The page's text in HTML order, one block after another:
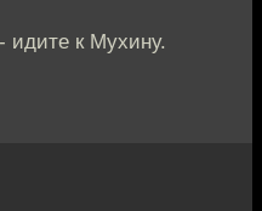
идите к Мухину.